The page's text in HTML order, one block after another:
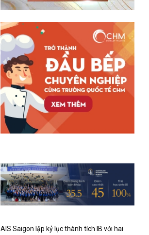
AIS Saigon lập kỷ lục thành tích IB với hai